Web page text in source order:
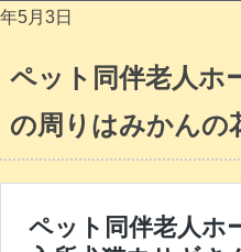
年5月3日
ペット同伴老人
の周りはみかん